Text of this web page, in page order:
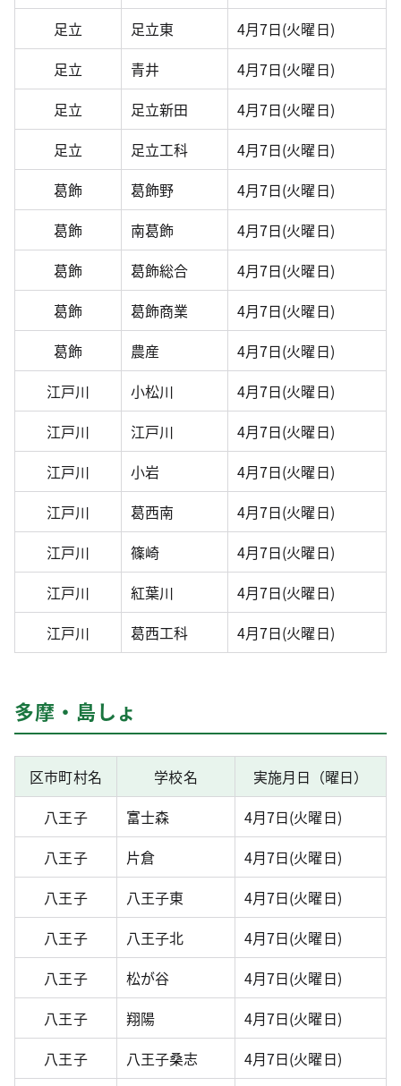
足立
足立東
4月7日(火曜日)
足立
青井
4月7日(火曜日)
足立
足立新田
4月7日(火曜日)
足立
足立工科
4月7日(火曜日)
葛飾
葛飾野
4月7日(火曜日)
葛飾
南葛飾
4月7日(火曜日)
葛飾
葛飾総合
4月7日(火曜日)
葛飾
葛飾商業
4月7日(火曜日)
葛飾
農産
4月7日(火曜日)
江戸川
小松川
4月7日(火曜日)
江戸川
江戸川
4月7日(火曜日)
江戸川
小岩
4月7日(火曜日)
江戸川
葛西南
4月7日(火曜日)
江戸川
篠崎
4月7日(火曜日)
江戸川
紅葉川
4月7日(火曜日)
江戸川
葛西工科 4月7日(火曜日)
多摩・島しょ
区市町村名 学校名
実施月日（曜日）
八王子
富士森
4月7日(火曜日)
八王子
片倉
4月7日(火曜日)
八王子
八王子東
4月7日(火曜日)
八王子
八王子北
4月7日(火曜日)
八王子
松が谷
4月7日(火曜日)
八王子
翔陽
4月7日(火曜日)
八王子
八王子桑志
4月7日(火曜日)